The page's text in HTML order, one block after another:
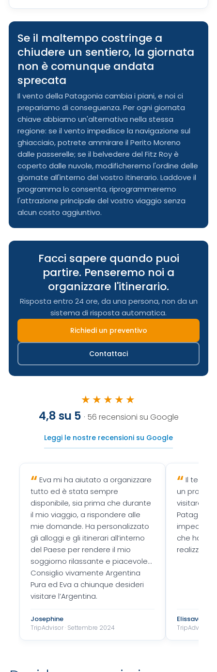
Se il maltempo costringe a
chiudere un sentiero, la giornata
non è comunque andata
sprecata
Il vento della Patagonia cambia i piani, e noi ci
prepariamo di conseguenza. Per ogni giornata
chiave abbiamo un'alternativa nella stessa
regione: se il vento impedisce la navigazione sul
ghiacciaio, potrete ammirare il Perito Moreno
dalle passerelle; se il belvedere del Fitz Roy è
coperto dalle nuvole, modificheremo l'ordine delle
giornate all'interno del vostro itinerario. Laddove il
programma lo consenta, riprogrammeremo
l'attrazione principale del vostro viaggio senza
alcun costo aggiuntivo.
Facci sapere quando puoi
partire. Penseremo noi a
organizzare l'itinerario.
Risposta entro 24 ore, da una persona, non da un
sistema di risposta automatica.
Richiedi un preventivo
Contattaci
★★★★★
4,8 su 5 · 56 recensioni su Google
Leggi le nostre recensioni su Google
Eva mi ha aiutato a organizzare
tutto ed è stata sempre
disponibile, sia prima che durante
il mio viaggio, a rispondere alle
mie domande. Ha personalizzato
gli alloggi e gli itinerari all’interno
del Paese per rendere il mio
soggiorno rilassante e piacevole...
Consiglio vivamente Argentina
Pura ed Eva a chiunque desideri
visitare l’Argentina.
Josephine
TripAdvisor · Settembre 2024
Il team
un
visitare e
Patagonia.
che
Elissavet
TripAdvisor ·